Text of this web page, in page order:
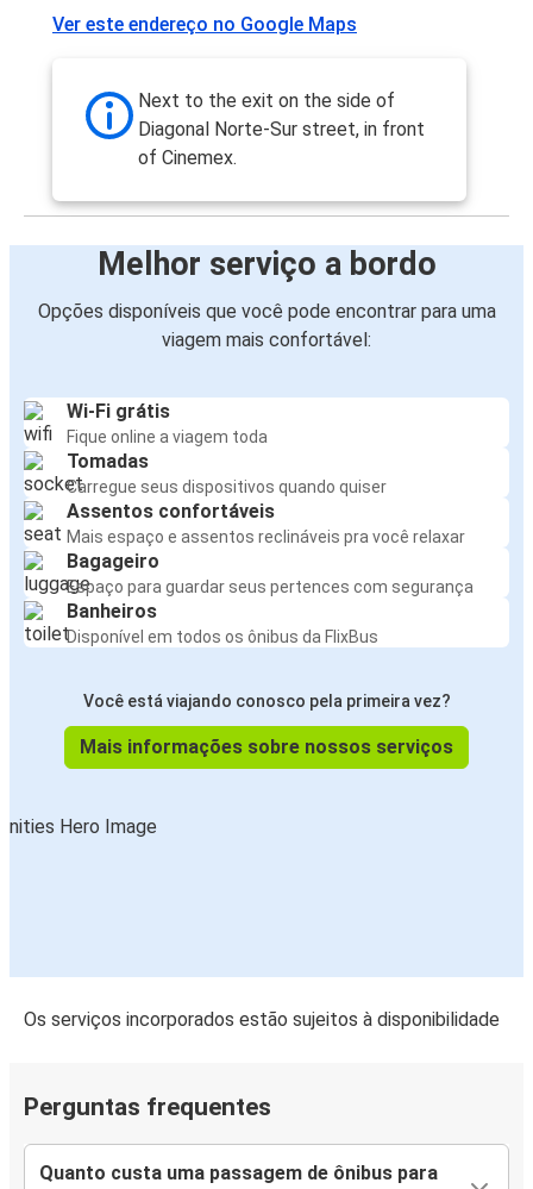
Ver este endereço no Google Maps
Next to the exit on the side of
Diagonal Norte-Sur street, in front
of Cinemex.
Melhor serviço a bordo
Opções disponíveis que você pode encontrar para uma
viagem mais confortável:
Wi-Fi grátis
Fique online a viagem toda
Tomadas
Carregue seus dispositivos quando quiser
Assentos confortáveis
Mais espaço e assentos reclináveis pra você relaxar
Bagageiro
Espaço para guardar seus pertences com segurança
Banheiros
Disponível em todos os ônibus da FlixBus
Você está viajando conosco pela primeira vez?
Mais informações sobre nossos serviços
Os serviços incorporados estão sujeitos à disponibilidade
Perguntas frequentes
Quanto custa uma passagem de ônibus para